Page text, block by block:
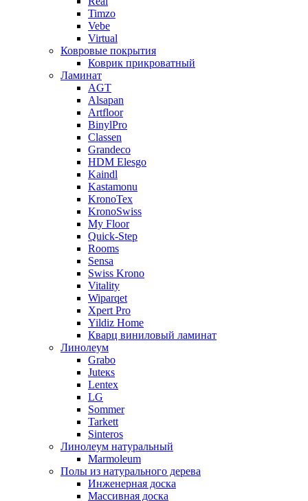
Timzo
Vebe
Virtual
Ковровые покрытия
Коврик прикроватный
Ламинат
AGT
Alsapan
Artfloor
BinylPro
Classen
Grandeco
HDM Elesgo
Kaindl
Kastamonu
KronoTex
KronoSwiss
My Floor
Quick-Step
Rooms
Sensa
Swiss Krono
Vitality
Wiparqet
Xpert Pro
Yildiz Home
Кварц виниловый ламинат
Линолеум
Grabo
Juteкs
Lentex
LG
Sommer
Tarkett
Sinteros
Линолеум натуральный
Marmoleum
Полы из натурального дерева
Инженерная доска
Массивная доска